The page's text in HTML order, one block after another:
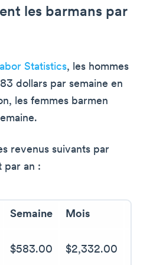
les barmans par
Statistics, les hommes
dollars par semaine en
les femmes barmen
revenus suivants par
par an :
Semaine Mois
$583.00 $2,332.00